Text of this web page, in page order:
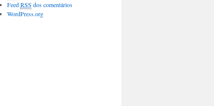
FeedRSS dos comentários
WordPress.org